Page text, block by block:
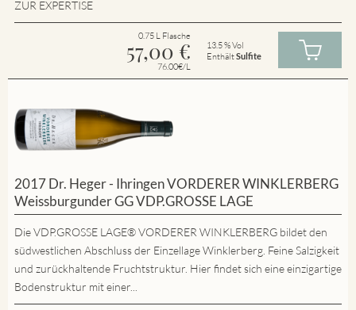
ZUR EXPERTISE
0.75 L Flasche
57,00 €
76.00€/L
13.5 % Vol
EnthältSulfite
2017 Dr. Heger - Ihringen VORDERER WINKLERBERG
Weissburgunder GG VDP.GROSSE LAGE
Die VDP.GROSSE LAGE® VORDERER WINKLERBERG bildet den
südwestlichen Abschluss der Einzellage Winklerberg. Feine Salzigkeit
und zurückhaltende Fruchtstruktur. Hier findet sich eine einzigartige
Bodenstruktur mit einer...